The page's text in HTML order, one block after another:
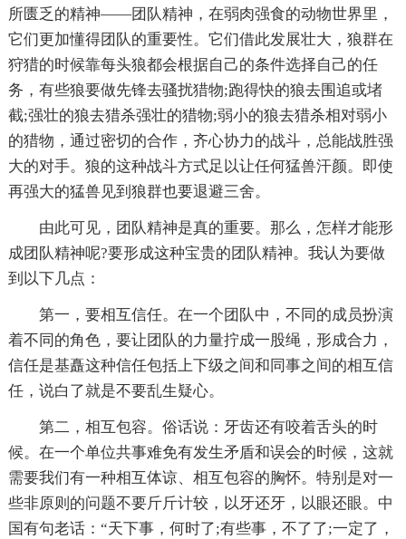
所匮乏的精神——团队精神，在弱肉强食的动物世界里，
它们更加懂得团队的重要性。它们借此发展壮大，狼群在
狩猎的时候靠每头狼都会根据自己的条件选择自己的任
务，有些狼要做先锋去骚扰猎物;跑得快的狼去围追或堵
截;强壮的狼去猎杀强壮的猎物;弱小的狼去猎杀相对弱小
的猎物，通过密切的合作，齐心协力的战斗，总能战胜强
大的对手。狼的这种战斗方式足以让任何猛兽汗颜。即使
再强大的猛兽见到狼群也要退避三舍。
由此可见，团队精神是真的重要。那么，怎样才能形
成团队精神呢?要形成这种宝贵的团队精神。我认为要做
到以下几点：
第一，要相互信任。在一个团队中，不同的成员扮演
着不同的角色，要让团队的力量拧成一股绳，形成合力，
信任是基矗这种信任包括上下级之间和同事之间的相互信
任，说白了就是不要乱生疑心。
第二，相互包容。俗话说：牙齿还有咬着舌头的时
候。在一个单位共事难免有发生矛盾和误会的时候，这就
需要我们有一种相互体谅、相互包容的胸怀。特别是对一
些非原则的问题不要斤斤计较，以牙还牙，以眼还眼。中
国有句老话：“天下事，何时了;有些事，不了了;一定了，